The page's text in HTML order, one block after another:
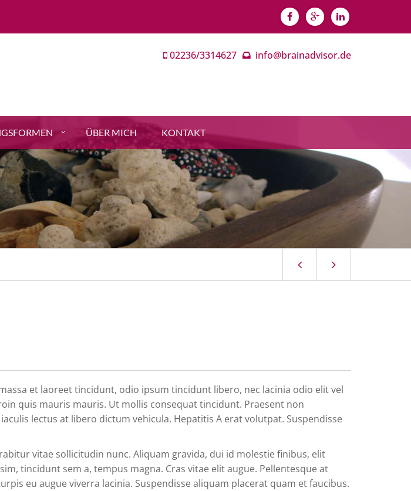
ARE REQUIRED.
02236/3314627 info@brainadvisor.de
ÜBER MICH KONTAKT
et laoreet tincidunt, odio ipsum tincidunt libero, nec lacinia odio elit vel
quis mauris mauris. Ut mollis consequat tincidunt. Praesent non
lectus at libero dictum vehicula. Hepatitis A erat volutpat. Suspendisse
vitae sollicitudin nunc. Aliquam gravida, dui id molestie finibus, elit
tincidunt sem a, tempus magna. Cras vitae elit augue. Pellentesque at
eu augue viverra lacinia. Suspendisse aliquam placerat quam et faucibus.